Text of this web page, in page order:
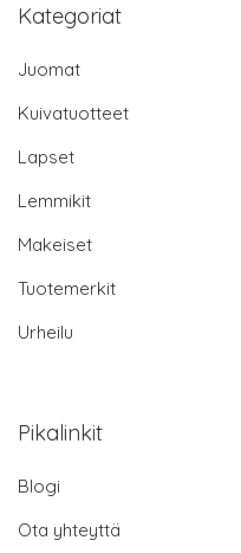
Kategoriat
Juomat
Kuivatuotteet
Lapset
Lemmikit
Makeiset
Tuotemerkit
Urheilu
Pikalinkit
Blogi
Ota yhteyttä